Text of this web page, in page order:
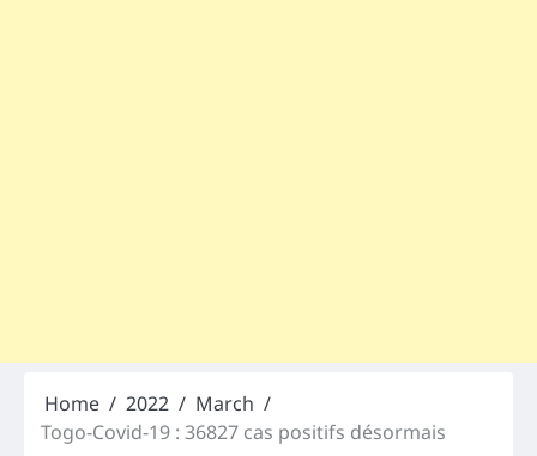
Home 2022
March
Togo-Covid-19 : 36827 cas positifs désormais